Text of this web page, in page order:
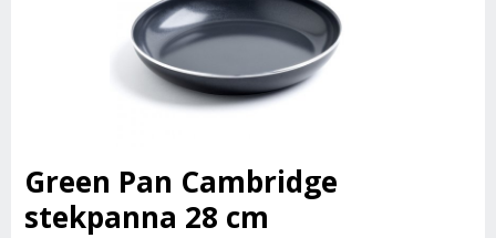
Green Pan Cambridge
stekpanna 28 cm